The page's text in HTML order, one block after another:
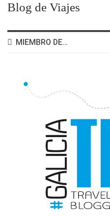
Blog de Viajes
MIEMBRO DE…